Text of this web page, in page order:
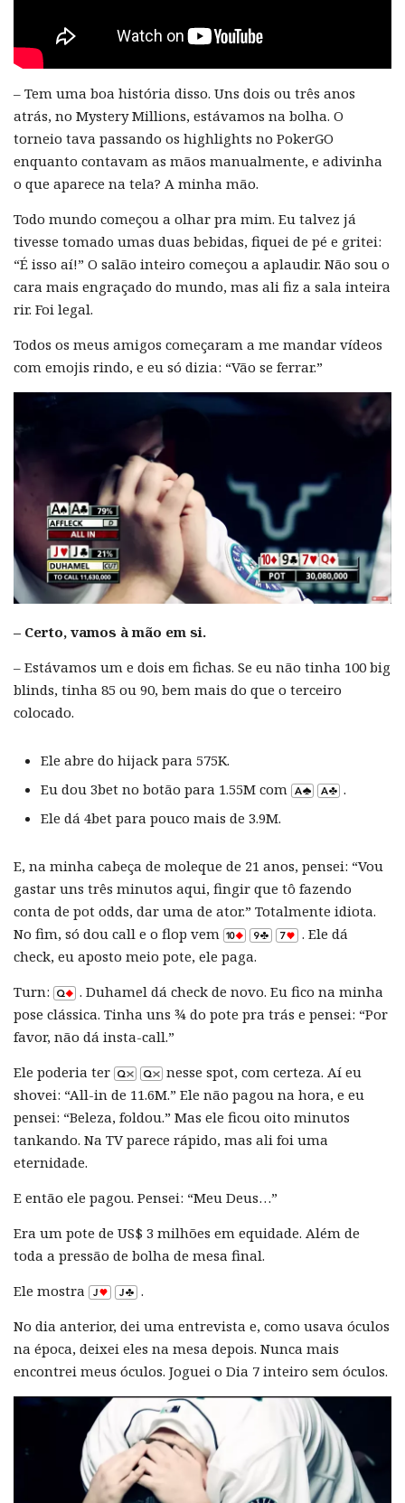
– Tem uma boa história disso. Uns dois ou três anos
atrás, no Mystery Millions, estávamos na bolha. O
torneio tava passando os highlights no PokerGO
enquanto contavam as mãos manualmente, e adivinha
o que aparece na tela? A minha mão.
Todo mundo começou a olhar pra mim. Eu talvez já
tivesse tomado umas duas bebidas, fiquei de pé e gritei:
“É isso aí!” O salão inteiro começou a aplaudir. Não sou o
cara mais engraçado do mundo, mas ali fiz a sala inteira
rir. Foi legal.
Todos os meus amigos começaram a me mandar vídeos
com emojis rindo, e eu só dizia: “Vão se ferrar.”
– Certo, vamos à mão em si.
– Estávamos um e dois em fichas. Se eu não tinha 100 big
blinds, tinha 85 ou 90, bem mais do que o terceiro
colocado.
Ele abre do hijack para 575K.
Eu dou 3bet no botão para 1.55M com
.
Ele dá 4bet para pouco mais de 3.9M.
E, na minha cabeça de moleque de 21 anos, pensei: “Vou
gastar uns três minutos aqui, fingir que tô fazendo
conta de pot odds, dar uma de ator.” Totalmente idiota.
No fim, só dou call e o flop vem
. Ele dá
check, eu aposto meio pote, ele paga.
Turn:
. Duhamel dá check de novo. Eu fico na minha
pose clássica. Tinha uns ¾ do pote pra trás e pensei: “Por
favor, não dá insta-call.”
Ele poderia ter
nesse spot, com certeza. Aí eu
shovei: “All-in de 11.6M.” Ele não pagou na hora, e eu
pensei: “Beleza, foldou.” Mas ele ficou oito minutos
tankando. Na TV parece rápido, mas ali foi uma
eternidade.
E então ele pagou. Pensei: “Meu Deus…”
Era um pote de US$ 3 milhões em equidade. Além de
toda a pressão de bolha de mesa final.
Ele mostra
.
No dia anterior, dei uma entrevista e, como usava óculos
na época, deixei eles na mesa depois. Nunca mais
encontrei meus óculos. Joguei o Dia 7 inteiro sem óculos.